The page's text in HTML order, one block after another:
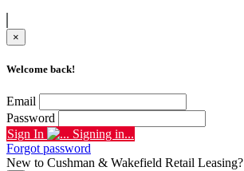
×
Welcome back!
Email
Password
Sign In
Signing in...
Forgot password
New to Cushman & Wakefield Retail Leasing?